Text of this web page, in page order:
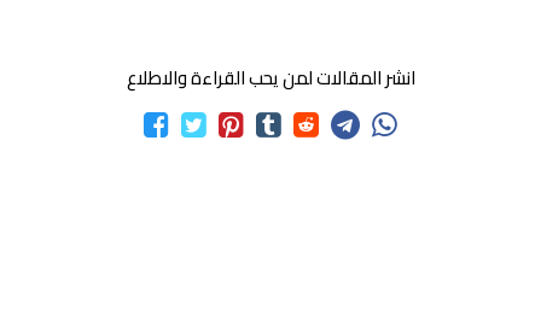
انشر المقالات لمن يحب القراءة والاطلاع